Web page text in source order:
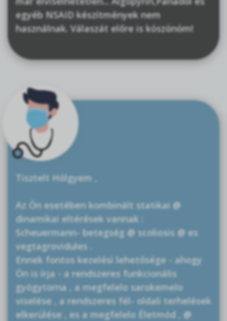
egyéb NSAID készítmények nem
használnak. Válaszát előre is köszönöm!
Tisztelt Hölgyem ,
Az Ön esetében kombinált statikai @
dinamikai eltérések vannak :
Scheuermann- betegség @ scoliosis @ es
vegtagrovidules .
Ennek fontos kezelési lehetősége - ahogy
Ön is írja - a rendszeres funkcionális
gyógytorna , a megfelelo sarokemelo
viselése , a rendszeres fél- oldali terhelések
elkerülése , es a megfelelo Életmód , @